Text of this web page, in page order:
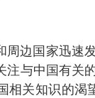
周边国家迅速
注与中国有关
相关知识的渴